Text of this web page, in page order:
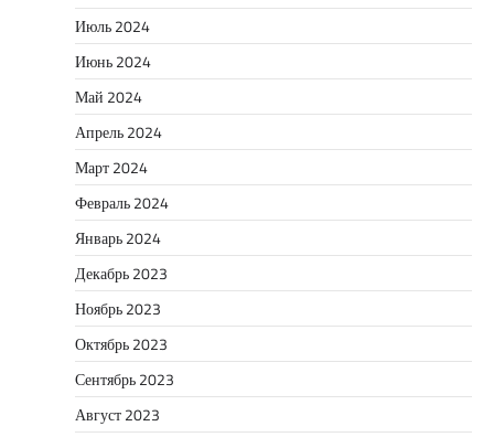
Июль 2024
Июнь 2024
Май 2024
Апрель 2024
Март 2024
Февраль 2024
Январь 2024
Декабрь 2023
Ноябрь 2023
Октябрь 2023
Сентябрь 2023
Август 2023